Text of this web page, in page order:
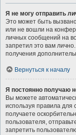
Я не могу отправить
Это может быть
или не вошли на
личных сообщений на
запретил это вам
получения
Вернуться к началу
Я постоянно получаю
Вы можете
используя правила
получаете
пользователя,
запретить